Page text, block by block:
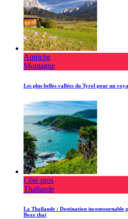
Autriche
Montagne
Les plus belles vallées du Tyrol pour un
Côté pros
Thaïlande
La Thaïlande : Destination incontournable
Boxe thaï